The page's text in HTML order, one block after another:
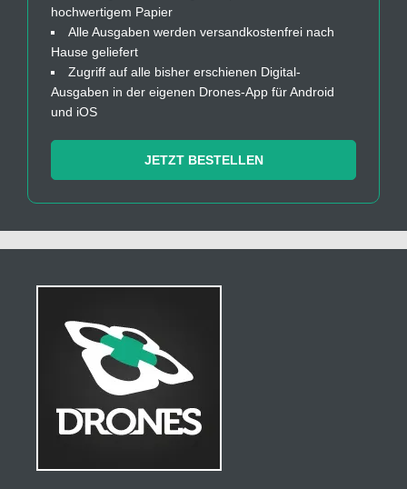
hochwertigem Papier
Alle Ausgaben werden versandkostenfrei nach
Hause geliefert
Zugriff auf alle bisher erschienen Digital-
Ausgaben in der eigenen Drones-App für Android
und iOS
JETZT BESTELLEN